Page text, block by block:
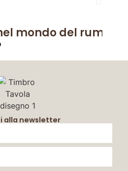
mondo del rum?
alla newsletter